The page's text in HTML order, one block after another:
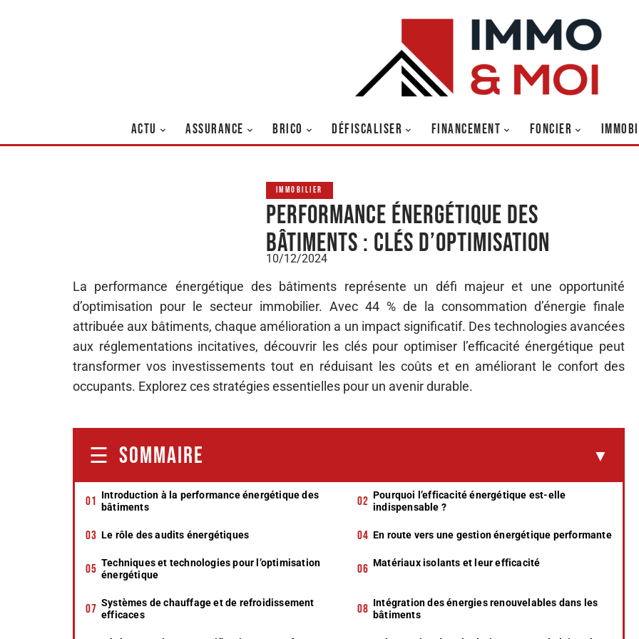
ACTU ASSURANCE BRICO DÉFISCALISER FINANCEMENT FONCIER
IMMOBILIER
Performance énergétique des
bâtiments : clés d’optimisation
10/12/2024
La performance énergétique des bâtiments représente un défi majeur et une opportunité
d’optimisation pour le secteur immobilier. Avec 44 % de la consommation d’énergie finale
attribuée aux bâtiments, chaque amélioration a un impact significatif. Des technologies avancées
aux réglementations incitatives, découvrir les clés pour optimiser l’efficacité énergétique peut
transformer vos investissements tout en réduisant les coûts et en améliorant le confort des
occupants. Explorez ces stratégies essentielles pour un avenir durable.
SOMMAIRE
Introduction à la performance énergétique des
bâtiments
Pourquoi l’efficacité énergétique est-elle
indispensable ?
Le rôle des audits énergétiques En route vers une gestion énergétique performante
Techniques et technologies pour l’optimisation
énergétique
Matériaux isolants et leur efficacité
Systèmes de chauffage et de refroidissement
efficaces
Intégration des énergies renouvelables dans les
bâtiments